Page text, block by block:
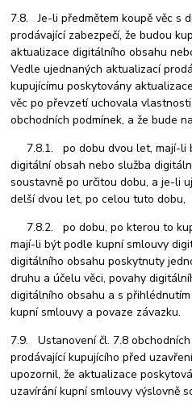
7.8. Je-li předmětem koupě věc s
prodávající zabezpečí, že budou
aktualizace digitálního obsahu
Vedle ujednaných aktualizací
kupujícímu poskytovány
věc po převzetí uchovala
obchodních podmínek, a že bude
7.8.1. po dobu dvou let, mají-li
digitální obsah nebo služba
soustavně po určitou dobu, a je-li
delší dvou let, po celou tuto dobu,
7.8.2. po dobu, po kterou to
mají-li být podle kupní smlouvy
digitálního obsahu poskytnuty
druhu a účelu věci, povahy
digitálního obsahu a s
kupní smlouvy a povaze závazku.
7.9. Ustanovení čl. 7.8
prodávající kupujícího před
upozornil, že aktualizace
uzavírání kupní smlouvy výslovně